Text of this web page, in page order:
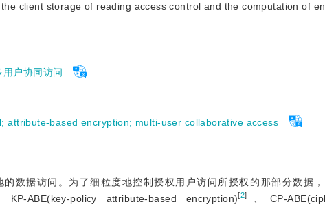
client storage of reading access control and the computation of
用户协同访问
;attribute-based encryption; multi-user collaborative access
数据访问。为了细粒度地控制授权用户访问所授权的那部分数据
KP-ABE(key-policy attribute-based encryption)[2]
、CP-